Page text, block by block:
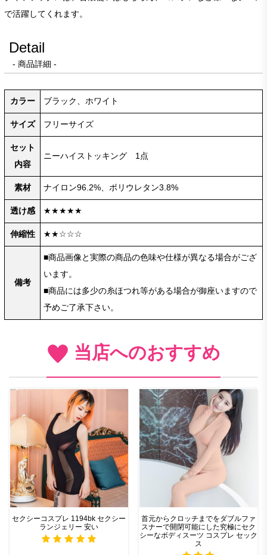
で活躍してくれます。
Detail
- 商品詳細 -
カラー ブラック、ホワイト
サイズ フリーサイズ
セット
内容
ニーハイストッキング 1点
素材 ナイロン96.2%、ポリウレタン3.8%
透け感 ★★★★★
伸縮性 ★★☆☆☆
備考
■商品画像と実際の商品の色味や仕様が異なる場合がござ
います。
■商品には多少の糸ほつれ等がある場合が御座いますので
予めご了承下さい。
当店へのおすすめ
セクシーコスプレ 1194bk セクシー
ランジェリー 安い
首元からクロッチまでをダブルファ
スナーで開閉可能にした究極にセク
シーなボディスーツ コスプレ セック
ス